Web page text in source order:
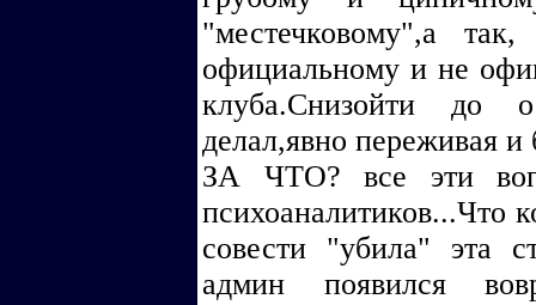
"местечковому",а
официальному и не
клуба.Снизойти до
делал,явно переживая и
ЗА ЧТО? все эти
психоаналитиков...Что
совести "убила" эта
админ появился